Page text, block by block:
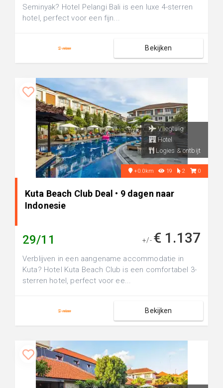
Seminyak? Hotel Pelangi Bali is een luxe 4-sterren
hotel, perfect voor een fijn...
Bekijken
Vliegtuig
Hotel
Logies & ontbijt
+0.0km 19 2 0
Kuta Beach Club Deal • 9 dagen naar
Indonesie
29/11 +/- € 1.137
Verblijven in een aangename accommodatie in
Kuta? Hotel Kuta Beach Club is een comfortabel 3-
sterren hotel, perfect voor ee...
Bekijken